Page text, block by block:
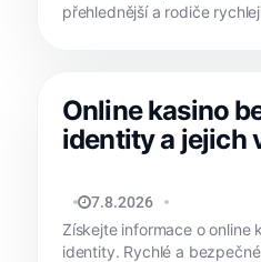
přehlednější a rodiče
Online kasino
identity a jejich
REDAKCE APPLIŠTĚ
7.8.2026
Získejte informace o online
identity. Rychlé a